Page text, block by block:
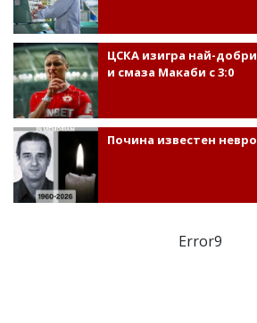
ЦСКА изигра най-
и смаза Макаби с 3:0
Почина известен
Error9